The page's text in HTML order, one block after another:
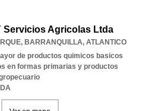
Servicios Agricolas Ltda
, BARRANQUILLA, ATLANTICO
de productos quimicos basicos
en formas primarias y productos